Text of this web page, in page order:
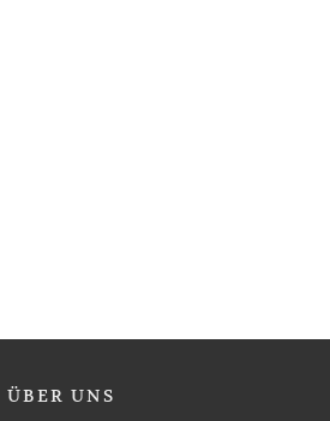
ÜBER UNS